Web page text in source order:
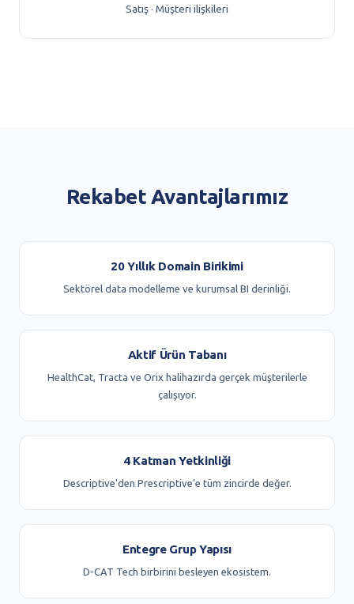
Satış · Müşteri ilişkileri
Rekabet Avantajlarımız
20 Yıllık Domain Birikimi
Sektörel data modelleme ve kurumsal BI derinliği.
Aktif Ürün Tabanı
HealthCat, Tracta ve Orix halihazırda gerçek müşterilerle
çalışıyor.
4 Katman Yetkinliği
Descriptive'den Prescriptive'e tüm zincirde değer.
Entegre Grup Yapısı
D-CAT Tech birbirini besleyen ekosistem.